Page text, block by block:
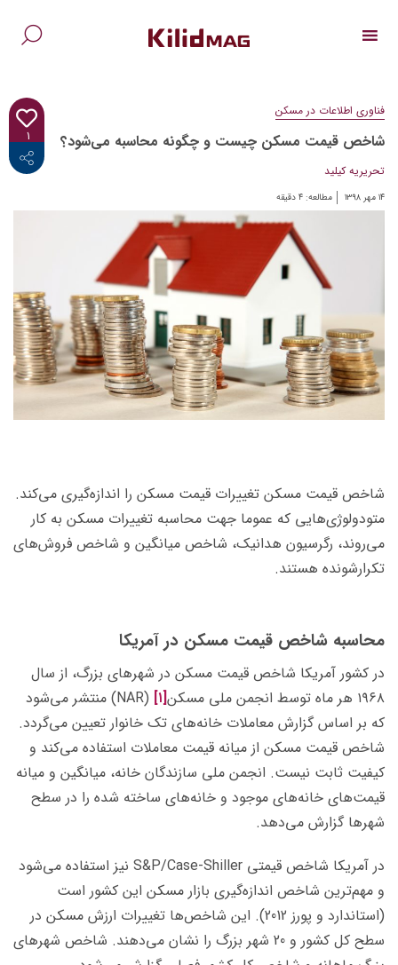
۱
<i class="fab fa-facebook-f"></i>
فناوری اطلاعات در مسکن
شاخص قیمت مسکن چیست و چگونه محاسبه می‌شود؟
تحریریه کیلید
۱۴ مهر ۱۳۹۸ مطالعه: ۴ دقیقه
شاخص قیمت مسکن تغییرات قیمت مسکن را اندازه‌گیری­ می­‌کند.
متودولوژی‌­هایی که عموما جهت محاسبه تغییرات مسکن به کار
می­‌روند، رگرسیون هدانیک، شاخص میانگین و شاخص­ فروش­‌های
تکرارشونده هستند.
محاسبه شاخص قیمت مسکن در آمریکا
در کشور آمریکا شاخص قیمت مسکن در شهرهای بزرگ، از سال
۱۹۶۸ هر ماه توسط انجمن ملی مسکن
[۱]
(NAR) منتشر می‌­شود
که بر اساس گزارش معاملات خانه­‌های تک خانوار تعیین می‌گردد.
شاخص قیمت مسکن از میانه قیمت معاملات استفاده می‌­کند و
کیفیت ثابت نیست. انجمن ملی سازندگان خانه، میانگین و میانه
قیمت­‌های خانه­‌های موجود و خانه‌­های ساخته شده را در سطح
شهرها گزارش می‌­دهد.
در آمریکا شاخص قیمتی S&P/Case-Shiller نیز استفاده می­‌‌شود
و مهم‌ترین شاخص­ اندازه­‌گیری بازار مسکن این کشور است
(استاندارد و پورز 2012). این شاخص­‌ها تغییرات ارزش مسکن در
سطح کل کشور و 20 شهر بزرگ را نشان می­‌دهند. شاخص شهرهای